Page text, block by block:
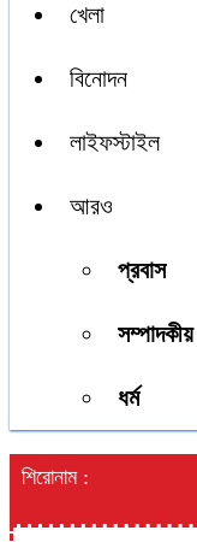
খেলা
বিনোদন
লাইফস্টাইল
আরও
প্রবাস
সম্পাদকীয়
ধর্ম
শিরোনাম :